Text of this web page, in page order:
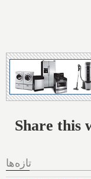
تازه‌ها